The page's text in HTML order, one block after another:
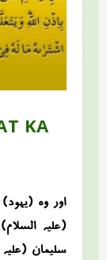
KA
“اور وہ
(علیہ
سلیمان (علیہ